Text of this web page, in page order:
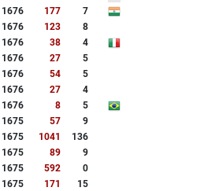
1676 177
7
1676 123
8
1676 38
4
1676 27
5
1676 54
5
1676 27
4
1676 8
5
1675 57
9
1675 1041
136
1675 89
9
1675 592
0
1675 171
15